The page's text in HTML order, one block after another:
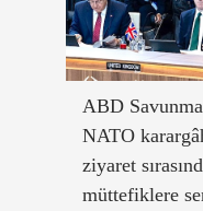
ABD
NATO
ziyaret
müttefiklere